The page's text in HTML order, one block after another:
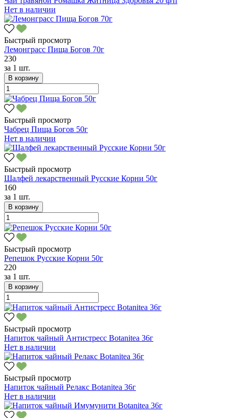
Нет в наличии
Быстрый просмотр
Лемонграсс Пища Богов 70г
230
за 1 шт.
В корзину
Быстрый просмотр
Чабрец Пища Богов 50г
Нет в наличии
Быстрый просмотр
Шалфей лекарственный Русские Корни 50г
160
за 1 шт.
В корзину
Быстрый просмотр
Репешок Русские Корни 50г
220
за 1 шт.
В корзину
Быстрый просмотр
Напиток чайный Антистресс Botanitea 36г
Нет в наличии
Быстрый просмотр
Напиток чайный Релакс Botanitea 36г
Нет в наличии